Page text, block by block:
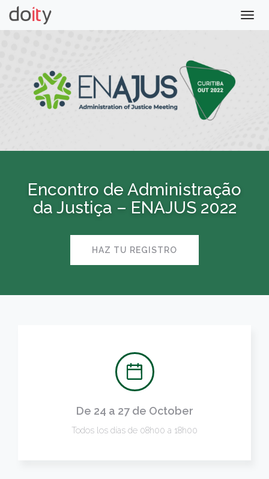
Encontro de Administração
da Justiça – ENAJUS 2022
HAZ TU REGISTRO
De 24 a 27 de October
Todos los días de 08h00 a 18h00